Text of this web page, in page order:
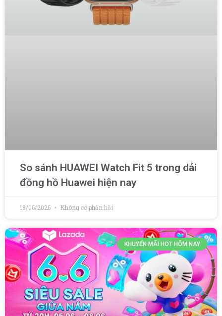
So sánh HUAWEI Watch Fit 5 trong dải
đồng hồ Huawei hiện nay
18/06/2026 Không có phản hồi
KHUYẾN MÃI HOT HÔM NAY